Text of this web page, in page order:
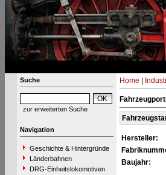
Suche
zur erweiterten Suche
Navigation
Geschichte & Hintergründe
Länderbahnen
DRG-Einheitslokomotiven
Home
Hersteller:
Baujahr: